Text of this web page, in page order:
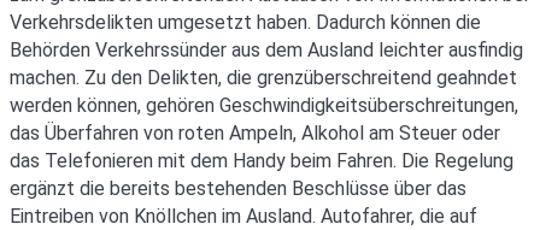
Verkehrsdelikten umgesetzt haben. Dadurch können die
Behörden Verkehrssünder aus dem Ausland leichter ausfindig
machen. Zu den Delikten, die grenzüberschreitend geahndet
werden können, gehören Geschwindigkeitsüberschreitungen,
das Überfahren von roten Ampeln, Alkohol am Steuer oder
das Telefonieren mit dem Handy beim Fahren. Die Regelung
ergänzt die bereits bestehenden Beschlüsse über das
Eintreiben von Knöllchen im Ausland. Autofahrer, die auf